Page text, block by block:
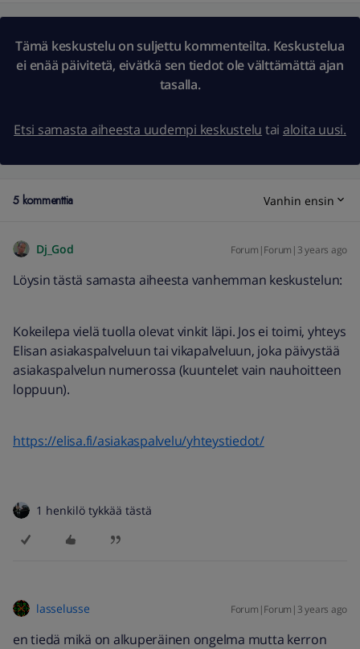
Tämä keskustelu on suljettu kommenteilta. Keskustelua
ei enää päivitetä, eivätkä sen tiedot ole välttämättä ajan
tasalla.
Etsi samasta aiheesta uudempi keskustelu tai aloita uusi.
5 kommenttia Vanhin ensin
Dj_God Forum|Forum|3 years ago
Löysin tästä samasta aiheesta vanhemman keskustelun:
Kokeilepa vielä tuolla olevat vinkit läpi. Jos ei toimi, yhteys
Elisan asiakaspalveluun tai vikapalveluun, joka päivystää
asiakaspalvelun numerossa (kuuntelet vain nauhoitteen
loppuun).
https://elisa.fi/asiakaspalvelu/yhteystiedot/
1 henkilö tykkää tästä
lasselusse Forum|Forum|3 years ago
en tiedä mikä on alkuperäinen ongelma mutta kerron